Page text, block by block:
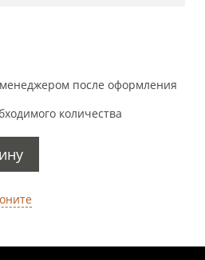
после оформления
количества